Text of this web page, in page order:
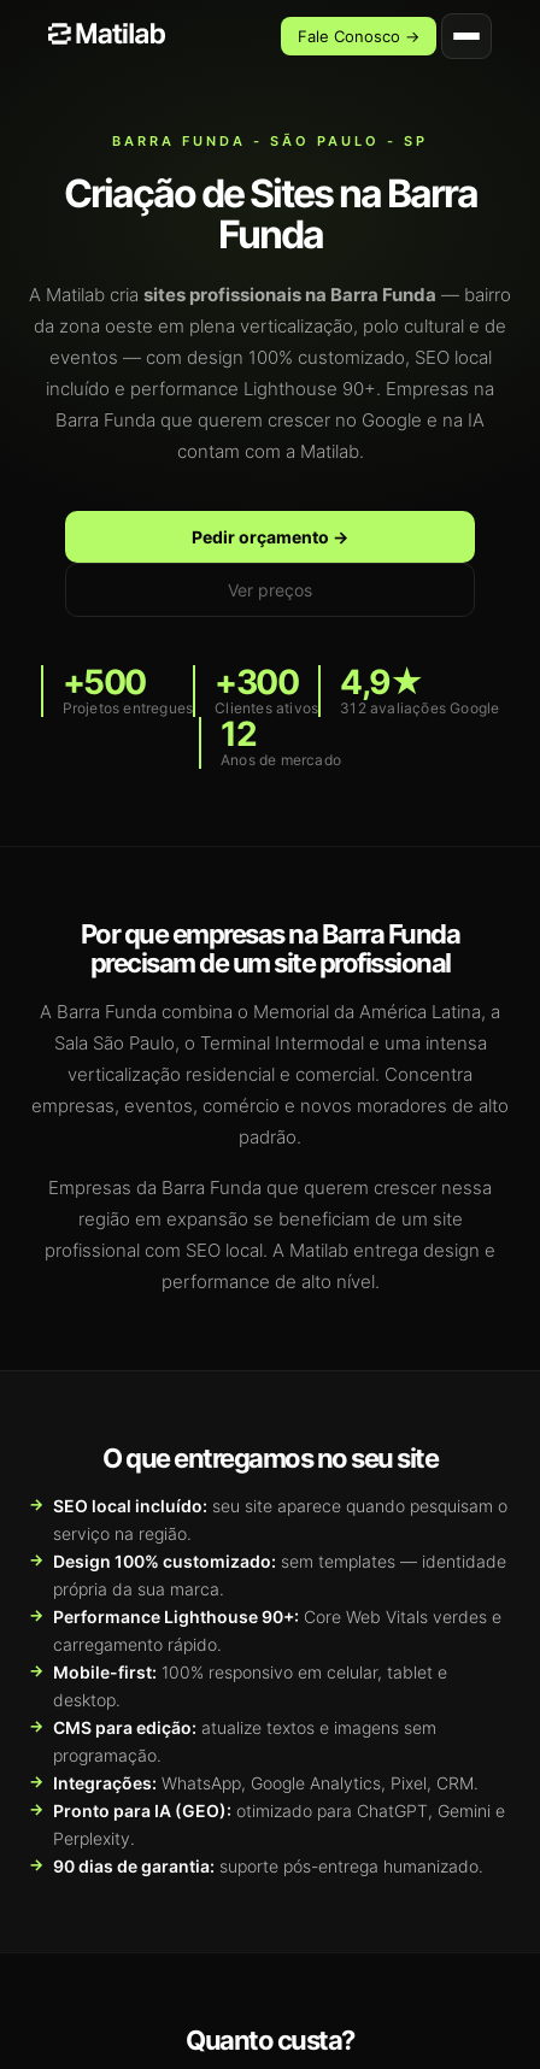
Fale Conosco →
BARRA FUNDA - SÃO PAULO - SP
Criação de Sites na Barra
Funda
A Matilab cria sites profissionais na Barra Funda — bairro
da zona oeste em plena verticalização, polo cultural e de
eventos — com design 100% customizado, SEO local
incluído e performance Lighthouse 90+. Empresas na
Barra Funda que querem crescer no Google e na IA
contam com a Matilab.
Pedir orçamento →
Ver preços
+500
Projetos entregues
+300
Clientes ativos
4,9★
312 avaliações Google
12
Anos de mercado
Por que empresas na Barra Funda
precisam de um site profissional
A Barra Funda combina o Memorial da América Latina, a
Sala São Paulo, o Terminal Intermodal e uma intensa
verticalização residencial e comercial. Concentra
empresas, eventos, comércio e novos moradores de alto
padrão.
Empresas da Barra Funda que querem crescer nessa
região em expansão se beneficiam de um site
profissional com SEO local. A Matilab entrega design e
performance de alto nível.
O que entregamos no seu site
SEO local incluído: seu site aparece quando pesquisam o
serviço na região.
Design 100% customizado: sem templates — identidade
própria da sua marca.
Performance Lighthouse 90+: Core Web Vitals verdes e
carregamento rápido.
Mobile-first: 100% responsivo em celular, tablet e
desktop.
CMS para edição: atualize textos e imagens sem
programação.
Integrações: WhatsApp, Google Analytics, Pixel, CRM.
Pronto para IA (GEO): otimizado para ChatGPT, Gemini e
Perplexity.
90 dias de garantia: suporte pós-entrega humanizado.
Quanto custa?